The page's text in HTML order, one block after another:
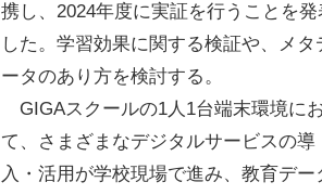
携し、2024年度に実証を行うことを発
した。学習効果に関する検証や、メタ
ータのあり方を検討する。
GIGAスクールの1人1台端末環境に
て、さまざまなデジタルサービスの導
入・活用が学校現場で進み、教育デ